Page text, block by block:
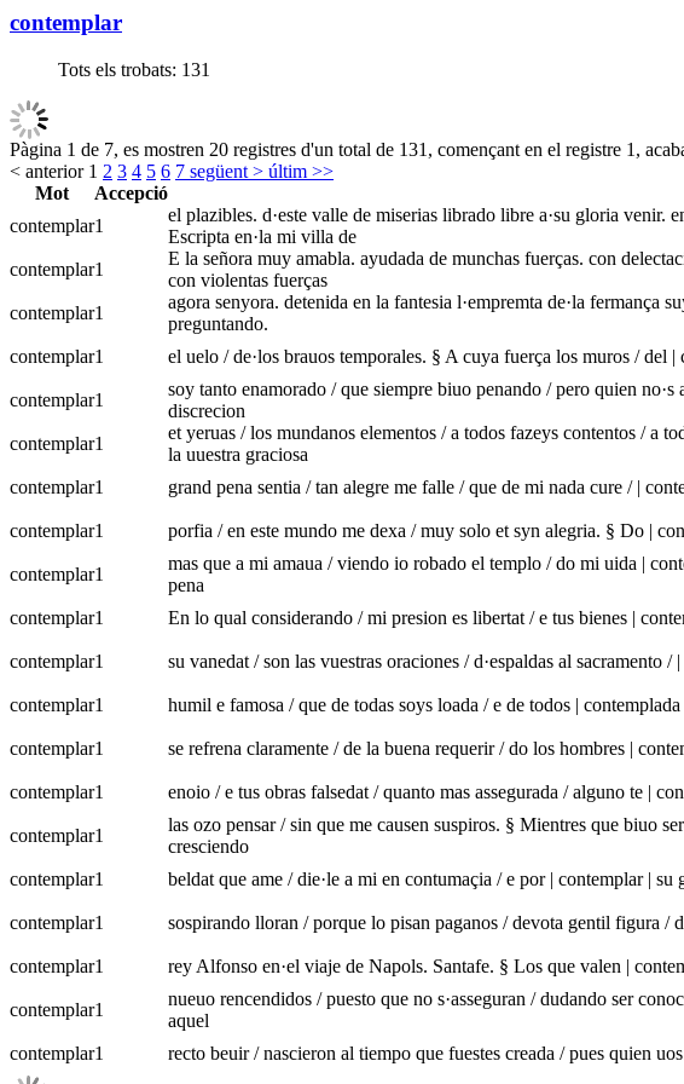
contemplar
Tots els trobats: 131
Pàgina 1 de 7, es mostren 20 registres d'un total de 131, començant en el registre 1,
< anterior 1 2 3 4 5 6 7 següent > últim >>
Mot
Accepció
contemplar1
el plazibles. d·este valle de miserias librado libre a·su gloria venir.
Escripta en·la mi villa de
contemplar1
E la señora muy amabla. ayudada de munchas fuerças. con
con violentas fuerças
contemplar1
agora senyora. detenida en la fantesia l·empremta de·la fermança
preguntando.
contemplar1 el uelo / de·los brauos temporales. § A cuya fuerça los muros / del
contemplar1
soy tanto enamorado / que siempre biuo penando / pero quien
discrecion
contemplar1
et yeruas / los mundanos elementos / a todos fazeys contentos / a
la uuestra graciosa
contemplar1 grand pena sentia / tan alegre me falle / que de mi nada cure / |
contemplar1 porfia / en este mundo me dexa / muy solo et syn alegria. § Do |
contemplar1
mas que a mi amaua / viendo io robado el templo / do mi uida |
pena
contemplar1 En lo qual considerando / mi presion es libertat / e tus bienes |
contemplar1 su vanedat / son las vuestras oraciones / d·espaldas al
contemplar1 humil e famosa / que de todas soys loada / e de todos |
contemplar1 se refrena claramente / de la buena requerir / do los hombres |
contemplar1 enoio / e tus obras falsedat / quanto mas assegurada / alguno te |
contemplar1
las ozo pensar / sin que me causen suspiros. § Mientres que biuo
cresciendo
contemplar1 beldat que ame / die·le a mi en contumaçia / e por | contemplar |
contemplar1 sospirando lloran / porque lo pisan paganos / devota gentil figura /
contemplar1 rey Alfonso en·el viaje de Napols. Santafe. § Los que valen |
contemplar1
nueuo rencendidos / puesto que no s·asseguran / dudando ser
aquel
contemplar1 recto beuir / nascieron al tiempo que fuestes creada / pues quien